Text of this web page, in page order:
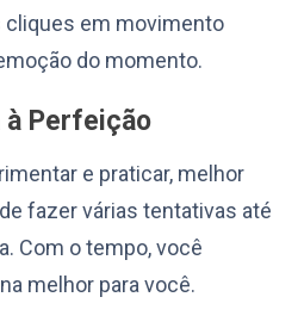
cliques em movimento
do momento.
à Perfeição
e praticar, melhor
fazer várias tentativas até
Com o tempo, você
melhor para você.